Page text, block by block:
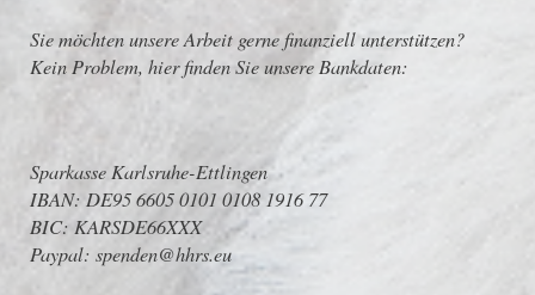
Sie möchten unsere Arbeit gerne finanziell unterstützen?
Kein Problem, hier finden Sie unsere Bankdaten:
Sparkasse Karlsruhe-Ettlingen
IBAN: DE95 6605 0101 0108 1916 77
BIC: KARSDE66XXX
Paypal: spenden@hhrs.eu